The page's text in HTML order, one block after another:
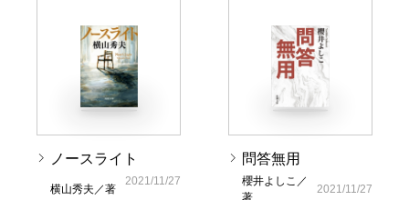
ノースライト
横山秀夫／著
2021/11/27
問答無用
櫻井よしこ／
著
2021/11/27